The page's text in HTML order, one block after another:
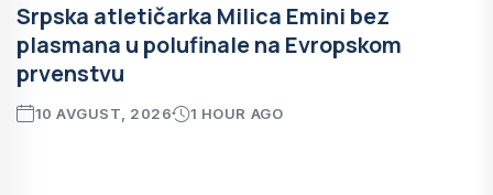
Srpska atletičarka Milica Emini bez
plasmana u polufinale na Evropskom
prvenstvu
10 AVGUST, 2026 1 HOUR AGO